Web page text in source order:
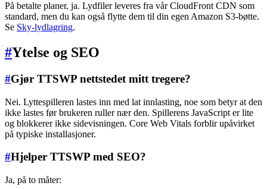
På betalte planer, ja. Lydfiler leveres fra vår CloudFront CDN som
standard, men du kan også flytte dem til din egen Amazon S3-bøtte.
Se Sky-lydlagring.
#Ytelse og SEO
#Gjør TTSWP nettstedet mitt tregere?
Nei. Lyttespilleren lastes inn med lat innlasting, noe som betyr at den
ikke lastes før brukeren ruller nær den. Spillerens JavaScript er lite
og blokkerer ikke sidevisningen. Core Web Vitals forblir upåvirket
på typiske installasjoner.
#Hjelper TTSWP med SEO?
Ja, på to måter: